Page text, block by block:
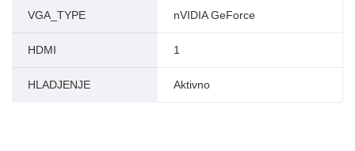
VGA_TYPE nVIDIA GeForce
HDMI 1
HLADJENJE Aktivno